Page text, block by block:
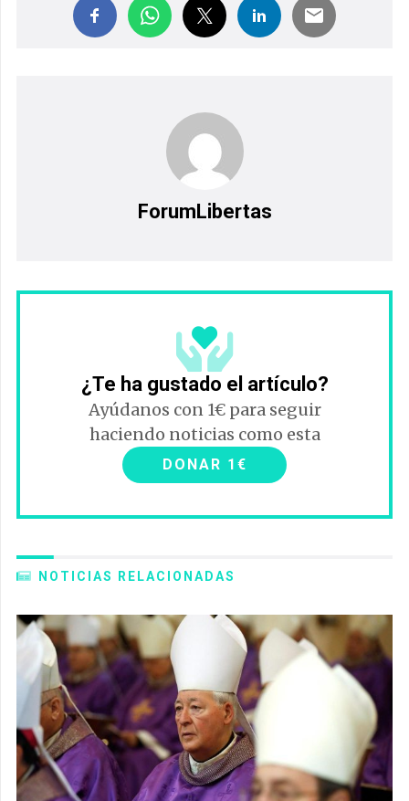
ForumLibertas
¿Te ha gustado el artículo?
Ayúdanos con 1€ para seguir
haciendo noticias como esta
DONAR 1€
NOTICIAS RELACIONADAS